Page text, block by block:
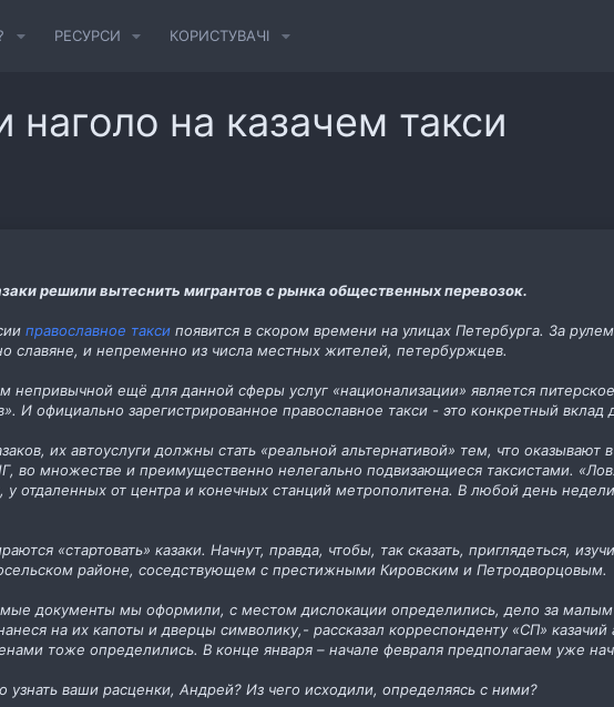
РЕСУРСИ КОРИСТУВАЧІ
на казачем такси
решили вытеснить мигрантов с рынка общественных перевозок.
православное такси появится в скором времени на улицах Петербурга. За
славяне, и непременно из числа местных жителей, петербуржцев.
непривычной ещё для данной сферы услуг «национализации» является
И официально зарегистрированное православное такси - это конкретный
их автоуслуги должны стать «реальной альтернативой» тем, что
во множестве и преимущественно нелегально подвизающиеся таксистами.
у отдаленных от центра и конечных станций метрополитена. В любой день
«стартовать» казаки. Начнут, правда, чтобы, так сказать, приглядеться,
районе, соседствующем с престижными Кировским и Петродворцовым.
документы мы оформили, с местом дислокации определились, дело за
на их капоты и дверцы символику,- рассказал корреспонденту «СП»
тоже определились. В конце января – начале февраля предполагаем уже
ваши расценки, Андрей? Из чего исходили, определяясь с ними?